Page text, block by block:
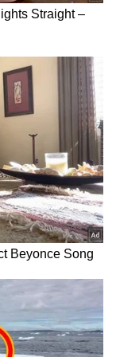
ದೇಶವನ್ನೇ ಬಂದ್
ವಿರುದ್ಧ